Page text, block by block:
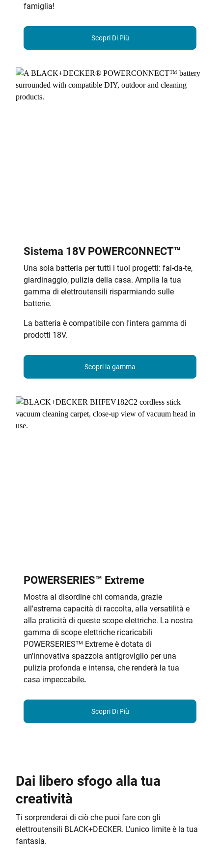
famiglia!
Scopri Di Più
Sistema 18V POWERCONNECT™
Una sola batteria per tutti i tuoi progetti: fai-da-te,
giardinaggio, pulizia della casa. Amplia la tua
gamma di elettroutensili risparmiando sulle
batterie.
La batteria è compatibile con l'intera gamma di
prodotti 18V.
Scopri la gamma
POWERSERIES™ Extreme
Mostra al disordine chi comanda, grazie
all'estrema capacità di raccolta, alla versatilità e
alla praticità di queste scope elettriche. La nostra
gamma di scope elettriche ricaricabili
POWERSERIESTM Extreme è dotata di
un'innovativa spazzola antigroviglio per una
pulizia profonda e intensa, che renderà la tua
casa impeccabile.
Scopri Di Più
Dai libero sfogo alla tua
creatività
Ti sorprenderai di ciò che puoi fare con gli
elettroutensili BLACK+DECKER. L'unico limite è la tua
fantasia.